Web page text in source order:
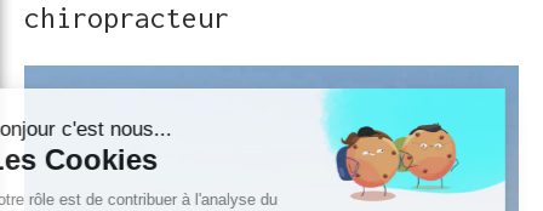
chiropracteur